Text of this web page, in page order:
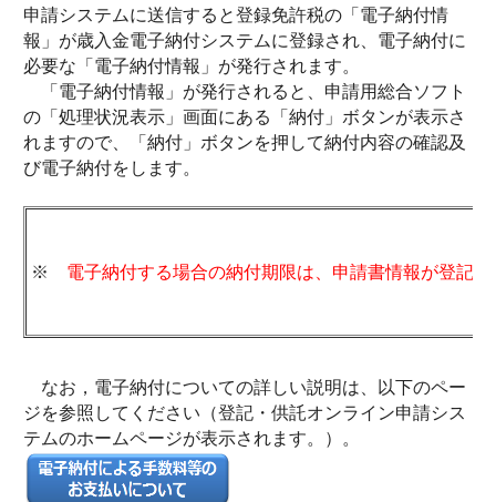
申請システムに送信すると登録免許税の「電子納付情
報」が歳入金電子納付システムに登録され、電子納付に
必要な「電子納付情報」が発行されます。
「電子納付情報」が発行されると、申請用総合ソフト
の「処理状況表示」画面にある「納付」ボタンが表示さ
れますので、「納付」ボタンを押して納付内容の確認及
び電子納付をします。
※ 電子納付する場合の納付期限は、申請書情報が登記
なお，電子納付についての詳しい説明は、以下のペー
ジを参照してください（登記・供託オンライン申請シス
テムのホームページが表示されます。）。